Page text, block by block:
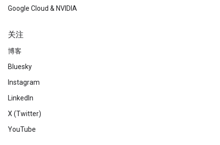
Google Cloud & NVIDIA
关注
博客
Bluesky
Instagram
LinkedIn
X (Twitter)
YouTube